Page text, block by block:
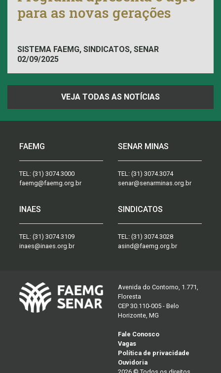
para as novas gerações
SISTEMA FAEMG, SINDICATOS, SENAR
02/09/2025
VEJA TODAS AS NOTÍCIAS
FAEMG
TEL: (31) 3074.3000
faemg@faemg.org.br
SENAR MINAS
TEL: (31) 3074.3074
senar@senarminas.org.br
INAES
TEL: (31) 3074.3109
inaes@inaes.org.br
SINDICATOS
TEL: (31) 3074.3028
asind@faemg.org.br
Avenida do Contorno, 1.771,
Floresta
CEP 30.110-005 - Belo
Horizonte, MG
Fale Conosco
Vagas
Política de privacidade
Ouvidoria